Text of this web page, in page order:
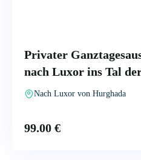
Privater
nach Luxor ins Tal
Nach Luxor von Hurghada
99.00 €